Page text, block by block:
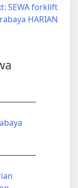
SEWA forklift
HARIAN